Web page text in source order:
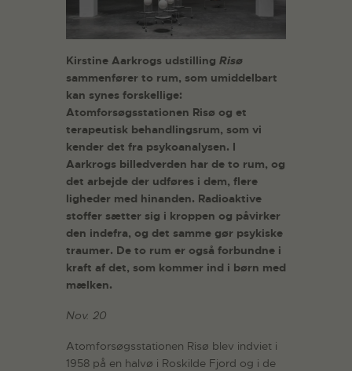
Kirstine Aarkrogs udstilling Risø
sammenfører to rum, som umiddelbart
kan synes forskellige:
Atomforsøgsstationen Risø og et
terapeutisk behandlingsrum, som vi
kender det fra psykoanalysen. I
Aarkrogs billedverden har de to rum, og
det arbejde der udføres i dem, flere
ligheder med hinanden. Radioaktive
stoffer sætter sig i kroppen og påvirker
den indefra, og det samme gør psykiske
traumer. De to rum er også forbundne i
kraft af det, som kommer ind i børn med
mælken.
Nov. 20
Atomforsøgsstationen Risø blev indviet i
1958 på en halvø i Roskilde Fjord og i de